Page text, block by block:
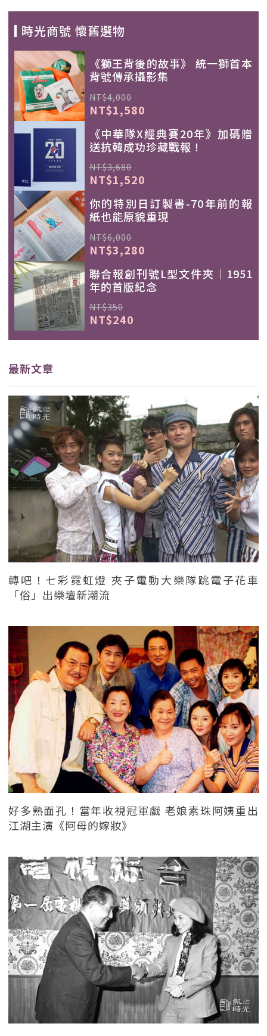
時光商號 懷舊選物
《獅王背後的故事》 統一獅首本
背號傳承攝影集
NT$4,000
NT$1,580
《中華隊X經典賽20年》加碼贈
送抗韓成功珍藏戰報！
NT$3,680
NT$1,520
你的特別日訂製書-70年前的報
紙也能原貌重現
NT$6,000
NT$3,280
聯合報創刊號L型文件夾｜1951
年的首版紀念
NT$350
NT$240
最新文章
轉吧！七彩霓虹燈 夾子電動大樂隊跳電子花車
「俗」出樂壇新潮流
好多熟面孔！當年收視冠軍戲 老娘素珠阿姨重出
江湖主演《阿母的嫁妝》